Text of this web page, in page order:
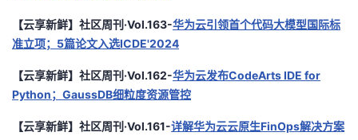
【云享新鲜】社区周刊·Vol.163-华为云引领首个代码大模型国际标
准立项；5篇论文入选ICDE'2024
【云享新鲜】社区周刊·Vol.162-华为云发布CodeArts IDE for
Python；GaussDB细粒度资源管控
【云享新鲜】社区周刊·Vol.161-详解华为云云原生FinOps解决方案